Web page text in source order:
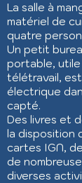
La salle à
matériel de
quatre
Un petit
portable,
télétravail,
électrique
capté.
Des livres et
la disposition
cartes IGN,
de
diverses